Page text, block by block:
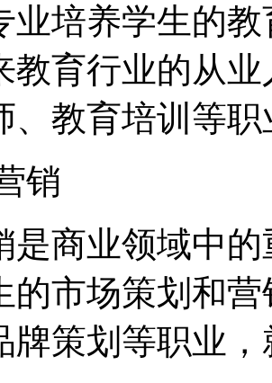
业培养学生的
教育行业的从
、教育培训等
销
是商业领域中
的市场策划和
牌策划等职业